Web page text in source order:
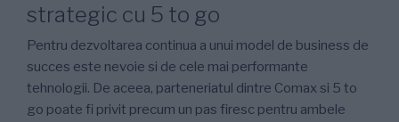
strategic cu 5 to go
Pentru dezvoltarea continua a unui model de business de
succes este nevoie si de cele mai performante
tehnologii. De aceea, parteneriatul dintre Comax si 5 to
go poate fi privit precum un pas firesc pentru ambele